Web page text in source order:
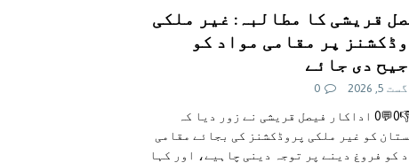
قریشی کا مطالبہ: غیر ملکی
پر مقامی مواد کو
دی جائے
5, 2026
0
👍0👎0💬0 اداکار فیصل قریشی نے زور دیا کہ
کو غیر ملکی پروڈکشنز کی بجائے مقامی
کو فروغ دینے پر توجہ دینی چاہیے، اور کہا